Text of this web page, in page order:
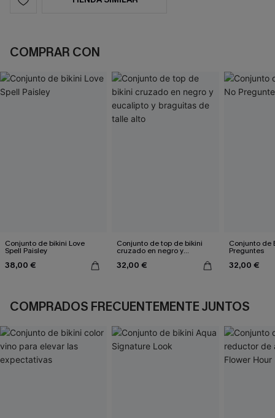
COMPRAR CON
Conjunto de bikini Love
Spell Paisley
38,00 €
Conjunto de top de bikini
cruzado en negro y
eucalipto y braguitas de
talle alto
32,00 €
Conjunto de
Preguntes
32,00 €
COMPRADOS FRECUENTEMENTE JUNTOS